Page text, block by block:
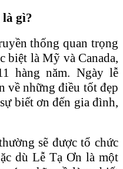
gì?
thống quan trọng
biệt là Mỹ và Canada,
hàng năm. Ngày lễ
về những điều tốt đẹp
biết ơn đến gia đình,
sẽ được tổ chức
dù Lễ Tạ Ơn là một